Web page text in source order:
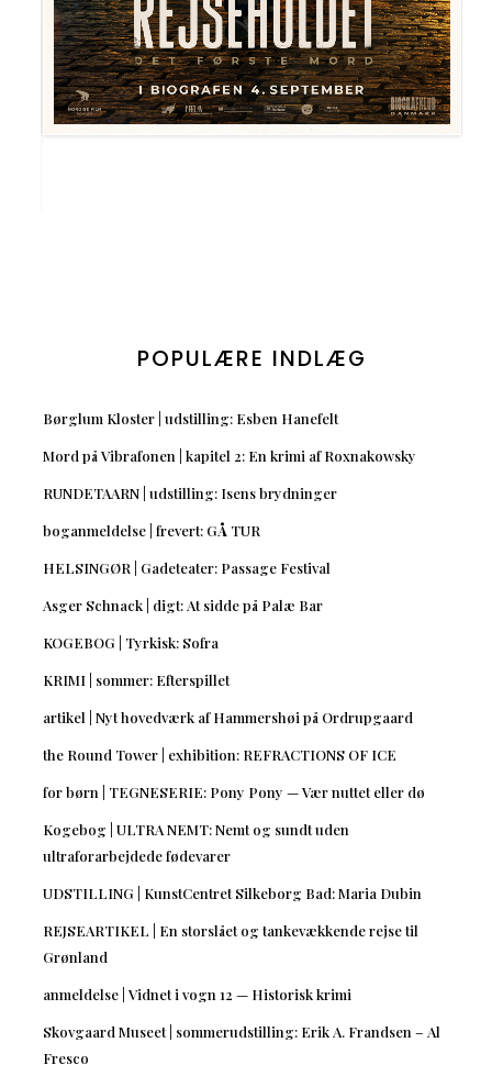
POPULÆRE INDLÆG
Børglum Kloster | udstilling: Esben Hanefelt
Mord på Vibrafonen | kapitel 2: En krimi af Roxnakowsky
RUNDETAARN | udstilling: Isens brydninger
boganmeldelse | frevert: GÅ TUR
HELSINGØR | Gadeteater: Passage Festival
Asger Schnack | digt: At sidde på Palæ Bar
KOGEBOG | Tyrkisk: Sofra
KRIMI | sommer: Efterspillet
artikel | Nyt hovedværk af Hammershøi på Ordrupgaard
the Round Tower | exhibition: REFRACTIONS OF ICE
for børn | TEGNESERIE: Pony Pony — Vær nuttet eller dø
Kogebog | ULTRA NEMT: Nemt og sundt uden
ultraforarbejdede fødevarer
UDSTILLING | KunstCentret Silkeborg Bad: Maria Dubin
REJSEARTIKEL | En storslået og tankevækkende rejse til
Grønland
anmeldelse | Vidnet i vogn 12 — Historisk krimi
Skovgaard Museet | sommerudstilling: Erik A. Frandsen – Al
Fresco